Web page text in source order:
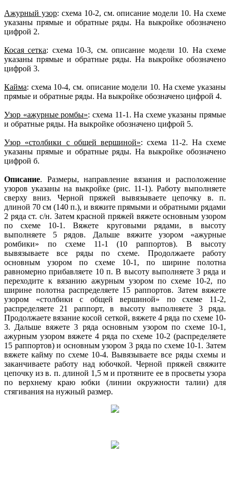
Ажурный узор: схема 10-2, см. описание модели 10. На схеме
указаны прямые и обратные ряды. На выкройке обозначено
цифрой 2.
Косая сетка: схема 10-3, см. описание модели 10. На схеме
указаны прямые и обратные ряды. На выкройке обозначено
цифрой 3.
Кайма: схема 10-4, см. описание модели 10. На схеме указаны
прямые и обратные ряды. На выкройке обозначено цифрой 4.
Узор «ажурные ромбы»: схема 11-1. На схеме указаны прямые
и обратные ряды. На выкройке обозначено цифрой 5.
Узор «столбики с общей вершиной»: схема 11-2. На схеме
указаны прямые и обратные ряды. На выкройке обозначено
цифрой б.
Описание. Размеры, направление вязания и расположение
узоров указаны на выкройке (рис. 11-1). Работу выполняете
сверху вниз. Черной пряжей вывязываете цепочку в. п.
длиной 70 см (140 п.), и вяжите прямыми и обратными рядами
2 ряда ст. с/н. Затем красной пряжей вяжете основным узором
по схеме 10-1. Вяжете круговыми рядами, в высоту
выполняете 5 рядов. Дальше вяжите узором «ажурные
ромбики» по схеме 11-1 (10 раппортов). В высоту
вывязываете все ряды по схеме. Продолжаете работу
основным узором по схеме 10-1, по ширине полотна
равномерно прибавляете 10 п. В высоту выполняете 3 ряда и
переходите к вязанию ажурным узором по схеме 10-2, по
ширине полотна распределяете 15 раппортов. Затем вяжете
узором «столбики с общей вершиной» по схеме 11-2,
распределяете 21 раппорт, в высоту выполняете 3 ряда.
Продолжаете вязание косой сеткой, вяжете 4 ряда по схеме 10-
3. Дальше вяжете 3 ряда основным узором по схеме 10-1,
ажурным узором вяжете 4 ряда по схеме 10-2 (распределяете
15 раппортов) и основным узором 3 ряда по схеме 10-1. Затем
вяжете кайму по схеме 10-4. Вывязываете все ряды схемы и
заканчиваете работу над юбочкой. Черной пряжей свяжите
цепочку из в. п. длиной 1,5 м и протяните ее в просветы узора
по верхнему краю юбки (линии окружности талии) для
стягивания на нужный размер.